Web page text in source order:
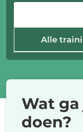
Alle
AlleAlle
Alle
Wat
doen?